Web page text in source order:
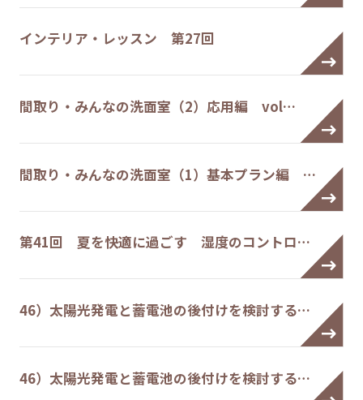
インテリア・レッスン 第27回
間取り・みんなの洗面室（2）応用編 vol…
間取り・みんなの洗面室（1）基本プラン編 …
第41回 夏を快適に過ごす 湿度のコントロ…
46）太陽光発電と蓄電池の後付けを検討する…
46）太陽光発電と蓄電池の後付けを検討する…